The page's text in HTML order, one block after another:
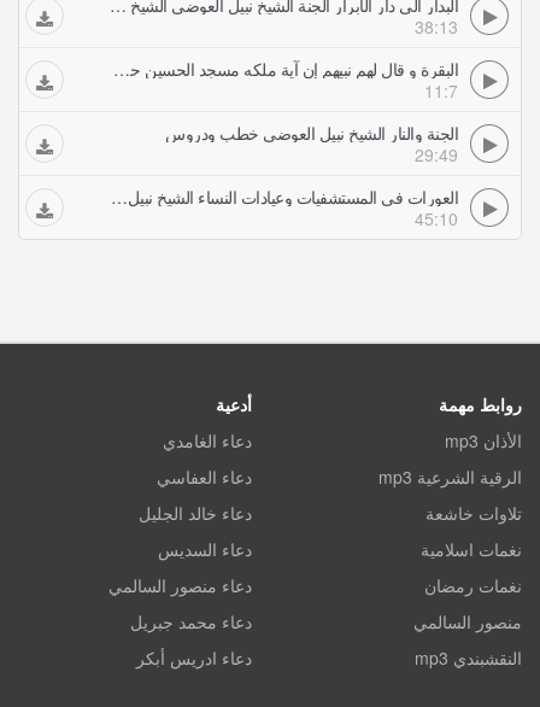
البدار الى دار الأبرار الجنة الشيخ نبيل العوضي الشيخ نبيل العوضي خطب ودروس
38:13
البقرة و قال لهم نبيهم إن آية ملكه مسجد الحسين حمدي تلاوات خاشعة
11:7
الجنة والنار الشيخ نبيل العوضي خطب ودروس
29:49
العورات في المستشفيات وعيادات النساء الشيخ نبيل العوضي خطب ودروس
45:10
روابط مهمة
الأذان mp3
الرقية الشرعية mp3
تلاوات خاشعة
نغمات اسلامية
نغمات رمضان
منصور السالمي
النقشبندي mp3
أدعية
دعاء الغامدي
دعاء العفاسي
دعاء خالد الجليل
دعاء السديس
دعاء منصور السالمي
دعاء محمد جبريل
دعاء ادريس أبكر